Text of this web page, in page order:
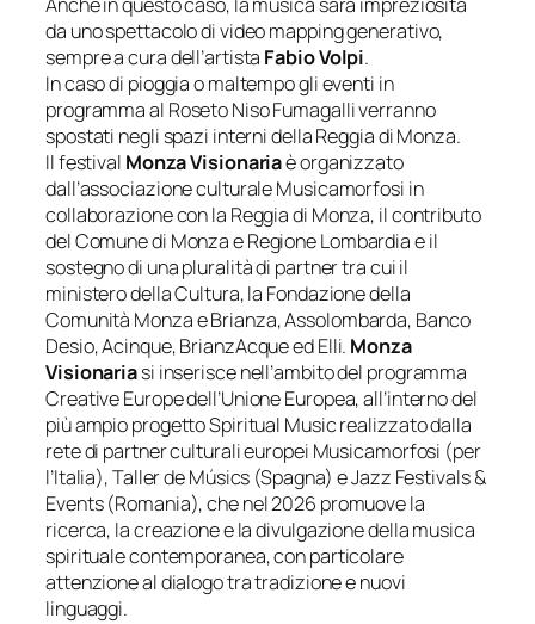
da uno spettacolo di video mapping generativo,
sempre a cura dell’artista Fabio Volpi.
In caso di pioggia o maltempo gli eventi in
programma al Roseto Niso Fumagalli verranno
spostati negli spazi interni della Reggia di Monza.
Il festival Monza Visionariaè organizzato
dall’associazione culturale Musicamorfosi in
collaborazione con la Reggia di Monza, il contributo
del Comune di Monza e Regione Lombardia e il
sostegno di una pluralità di partner tra cui il
ministero della Cultura, la Fondazione della
Comunità Monza e Brianza, Assolombarda, Banco
Desio, Acinque, BrianzAcque ed Elli. Monza
Visionariasi inserisce nell’ambito del programma
Creative Europe dell’Unione Europea, all’interno del
più ampio progetto Spiritual Music realizzato dalla
rete di partner culturali europei Musicamorfosi (per
l’Italia), Taller de Músics (Spagna) e Jazz Festivals &
Events (Romania), che nel 2026 promuove la
ricerca, la creazione e la divulgazione della musica
spirituale contemporanea, con particolare
attenzione al dialogo tra tradizione e nuovi
linguaggi.